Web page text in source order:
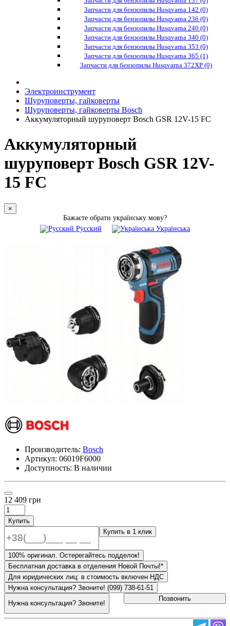
Запчасти для бензопилы Husqvarna 142 (0)
Запчасти для бензопилы Husqvarna 236 (0)
Запчасти для бензопилы Husqvarna 240 (0)
Запчасти для бензопилы Husqvarna 340 (0)
Запчасти для бензопилы Husqvarna 353 (0)
Запчасти для бензопилы Husqvarna 365 (1)
Запчасти для бензопилы Husqvarna 372XP (0)
Электроинструмент
Шуруповерты, гайковерты
Шуруповерты, гайковерты Bosch
Аккумуляторный шуруповерт Bosch GSR 12V-15 FC
Аккумуляторный
шуруповерт Bosch GSR 12V-
15 FC
×
Бажаєте обрати українську мову?
Русский
Українська
Производитель: Bosch
Артикул: 06019F6000
Доступность: В наличии
12 409 грн
Купить
Купить в 1 клик
100% оригинал. Остерегайтесь подделок!
Бесплатная доставка в отделения Новой Почты!*
Для юридических лиц: в стоимость включен НДС
Нужна консультация? Звоните! (099) 738-61-51
Нужна консультация? Звоните!
Позвонить